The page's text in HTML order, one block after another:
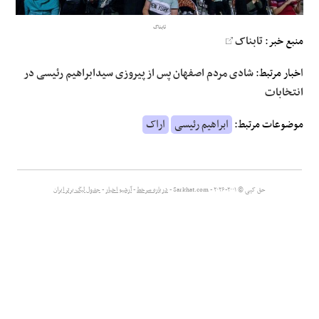
فرهنگی و هنری
تابناک
منبع خبر:تابناک
اخبار مرتبط:شادی مردم اصفهان پس از پیروزی سیدابراهیم رئیسی در
انتخابات
موضوعات مرتبط: ابراهیم رئیسی اراک
حق کپی © ۲۰۰۱-۲۰۲۶ - Sarkhat.com - درباره سرخط-آرشیو اخبار-جدول لیگ برتر ایران